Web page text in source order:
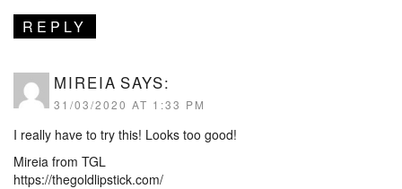
REPLY
MIREIA SAYS:
31/03/2020 AT 1:33 PM
I really have to try this! Looks too good!
Mireia from TGL
https://thegoldlipstick.com/